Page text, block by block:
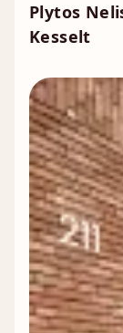
Plytos
Kesselt